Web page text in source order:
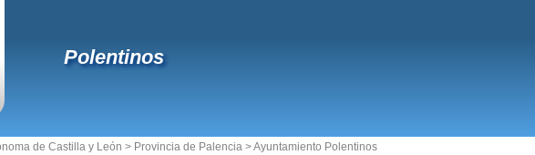
Polentinos
de Castilla y León > Provincia de Palencia >Ayuntamiento Polentinos